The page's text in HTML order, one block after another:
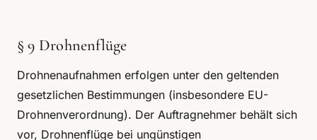
§ 9 Drohnenflüge
Drohnenaufnahmen erfolgen unter den geltenden
gesetzlichen Bestimmungen (insbesondere EU-
Drohnenverordnung). Der Auftragnehmer behält sich
vor, Drohnenflüge bei ungünstigen